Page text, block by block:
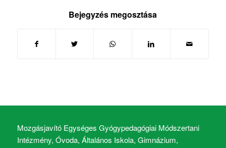
Bejegyzés megosztása
Mozgásjavító Egységes Gyógypedagógiai Módszertani
Intézmény, Óvoda, Általános Iskola, Gimnázium,